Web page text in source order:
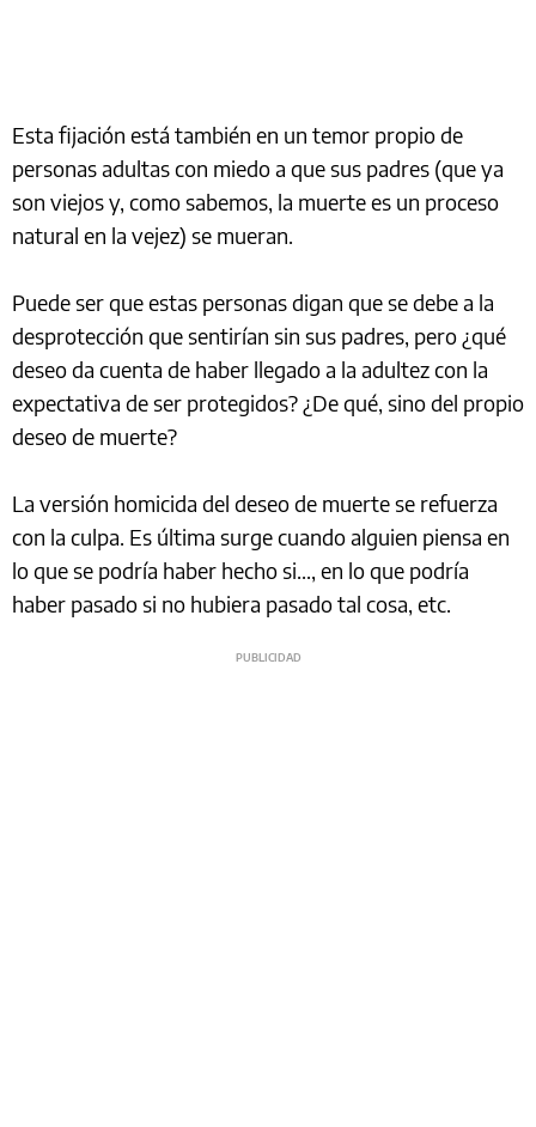
Esta fijación está también en un temor propio de
personas adultas con miedo a que sus padres (que ya
son viejos y, como sabemos, la muerte es un proceso
natural en la vejez) se mueran.
Puede ser que estas personas digan que se debe a la
desprotección que sentirían sin sus padres, pero ¿qué
deseo da cuenta de haber llegado a la adultez con la
expectativa de ser protegidos? ¿De qué, sino del propio
deseo de muerte?
La versión homicida del deseo de muerte se refuerza
con la culpa. Es última surge cuando alguien piensa en
lo que se podría haber hecho si..., en lo que podría
haber pasado si no hubiera pasado tal cosa, etc.